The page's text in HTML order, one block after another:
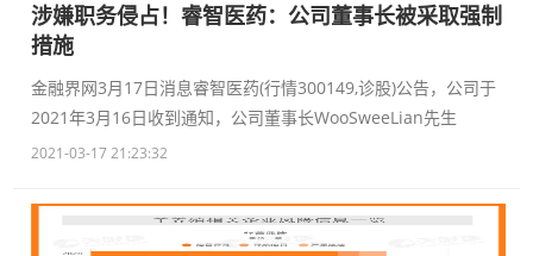
涉嫌职务侵占！睿智医药：公司董事长被采取强制
措施
金融界网3月17日消息睿智医药(行情300149,诊股)公告，公司于
2021年3月16日收到通知，公司董事长WooSweeLian先生
2021-03-17 21:23:32